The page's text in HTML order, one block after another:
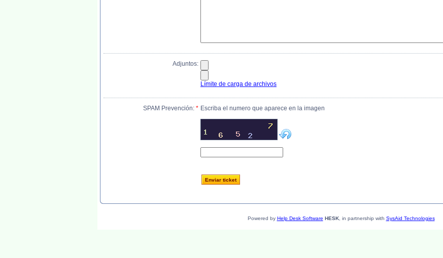
Adjuntos:
Límite de carga de archivos
SPAM Prevención: * Escriba el numero que aparece en la imagen
Powered by Help Desk Software HESK, in partnership with SysAid Technologies